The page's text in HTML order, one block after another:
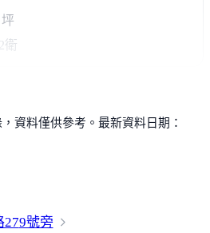
衛
資料僅供參考。最新資料日期：
279號旁